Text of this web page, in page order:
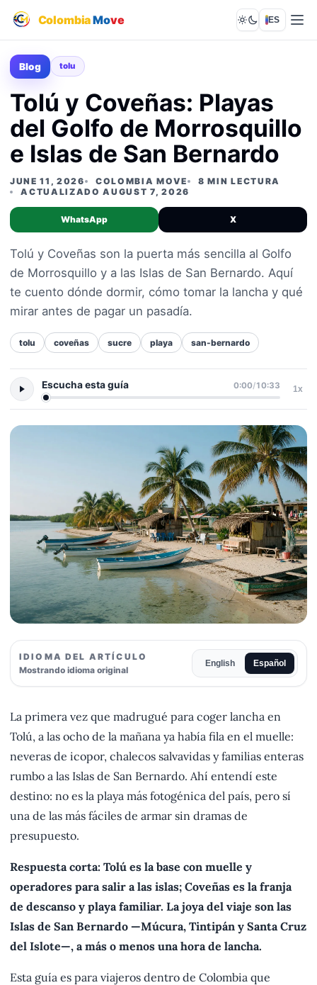
ColombiaMove Lights out
ES
Blog tolu
Tolú y Coveñas: Playas
del Golfo de Morrosquillo
e Islas de San Bernardo
JUNE 11, 2026 COLOMBIA MOVE
8 MIN LECTURA
ACTUALIZADO AUGUST 7, 2026
WhatsApp X
Tolú y Coveñas son la puerta más sencilla al Golfo
de Morrosquillo y a las Islas de San Bernardo. Aquí
te cuento dónde dormir, cómo tomar la lancha y qué
mirar antes de pagar un pasadía.
tolu coveñas sucre playa san-bernardo
Escucha esta guía 0:00/10:33 1x
IDIOMA DEL ARTÍCULO
Mostrando idioma original
English Español
La primera vez que madrugué para coger lancha en
Tolú, a las ocho de la mañana ya había fila en el muelle:
neveras de icopor, chalecos salvavidas y familias enteras
rumbo a las Islas de San Bernardo. Ahí entendí este
destino: no es la playa más fotogénica del país, pero sí
una de las más fáciles de armar sin dramas de
presupuesto.
Respuesta corta: Tolú es la base con muelle y
operadores para salir a las islas; Coveñas es la franja
de descanso y playa familiar. La joya del viaje son las
Islas de San Bernardo —Múcura, Tintipán y Santa Cruz
del Islote—, a más o menos una hora de lancha.
Esta guía es para viajeros dentro de Colombia que